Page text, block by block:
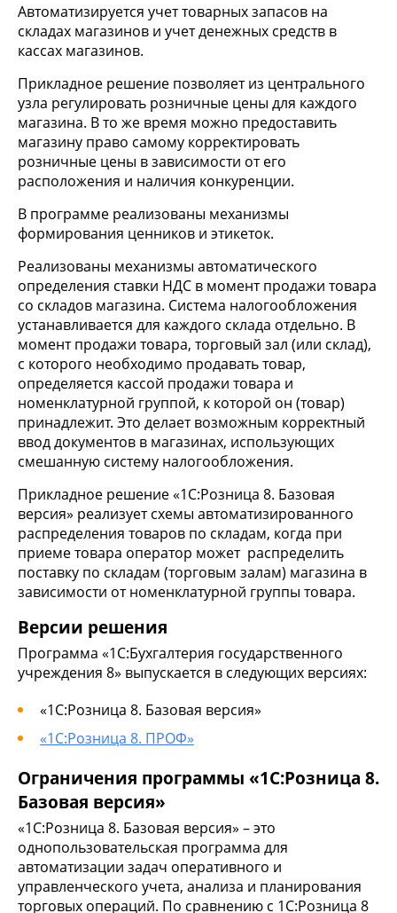
Автоматизируется учет товарных запасов на
складах магазинов и учет денежных средств в
кассах магазинов.
Прикладное решение позволяет из центрального
узла регулировать розничные цены для каждого
магазина. В то же время можно предоставить
магазину право самому корректировать
розничные цены в зависимости от его
расположения и наличия конкуренции.
В программе реализованы механизмы
формирования ценников и этикеток.
Реализованы механизмы автоматического
определения ставки НДС в момент продажи товара
со складов магазина. Система налогообложения
устанавливается для каждого склада отдельно. В
момент продажи товара, торговый зал (или склад),
с которого необходимо продавать товар,
определяется кассой продажи товара и
номенклатурной группой, к которой он (товар)
принадлежит. Это делает возможным корректный
ввод документов в магазинах, использующих
смешанную систему налогообложения.
Прикладное решение «1С:Розница 8. Базовая
версия» реализует схемы автоматизированного
распределения товаров по складам, когда при
приеме товара оператор может распределить
поставку по складам (торговым залам) магазина в
зависимости от номенклатурной группы товара.
Версии решения
Программа «1С:Бухгалтерия государственного
учреждения 8» выпускается в следующих версиях:
«1С:Розница 8. Базовая версия»
«1С:Розница 8. ПРОФ»
Ограничения программы «1С:Розница 8.
Базовая версия»
«1С:Розница 8. Базовая версия» – это
однопользовательская программа для
автоматизации задач оперативного и
управленческого учета, анализа и планирования
торговых операций. По сравнению с 1С:Розница 8